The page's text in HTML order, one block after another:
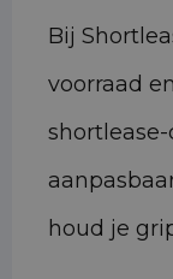
Bij
voorraad
houd je